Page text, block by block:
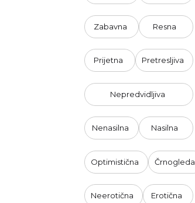
Zabavna Resna
Prijetna Pretresljiva
Nepredvidljiva
Nenasilna Nasilna
Optimistična Črnogleda
Neerotična Erotična